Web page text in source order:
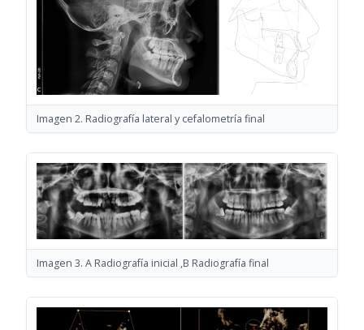
Imagen 2. Radiografía lateral y cefalometría final
Imagen 3. A Radiografía inicial ,B Radiografía final